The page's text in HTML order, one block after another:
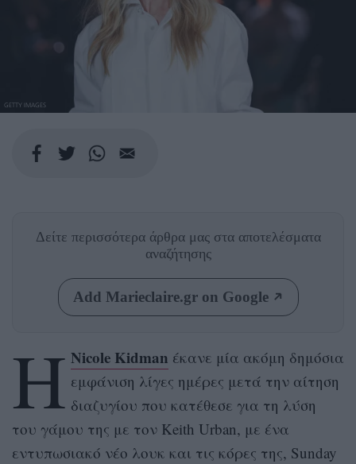
GETTY IMAGES
Δείτε περισσότερα άρθρα μας στα αποτελέσματα
αναζήτησης
Add Marieclaire.gr on Google
Η Nicole Kidman έκανε μία ακόμη δημόσια
εμφάνιση λίγες ημέρες μετά την αίτηση
διαζυγίου που κατέθεσε για τη λύση
του γάμου της με τον Keith Urban, με ένα
εντυπωσιακό νέο λουκ και τις κόρες της, Sunday